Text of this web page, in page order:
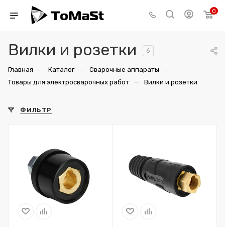
0
Вилки и розетки 6
Главная — Каталог — Сварочные аппараты —
Товары для электросварочных работ — Вилки и розетки
ФИЛЬТР